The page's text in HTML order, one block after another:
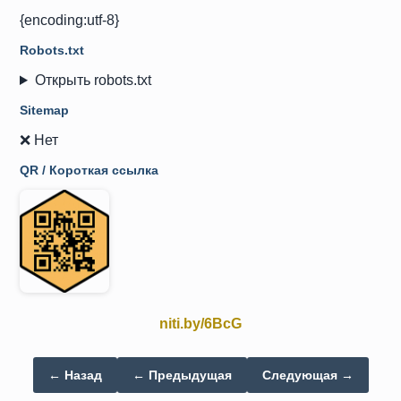
{encoding:utf-8}
Robots.txt
Открыть robots.txt
Sitemap
❌ Нет
QR / Короткая ссылка
niti.by/6BcG
← Назад ← Предыдущая Следующая →